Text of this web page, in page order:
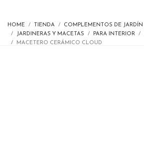
HOME TIENDA
COMPLEMENTOS DE JARDÍN
JARDINERAS Y MACETAS
PARA INTERIOR
MACETERO CERÁMICO CLOUD